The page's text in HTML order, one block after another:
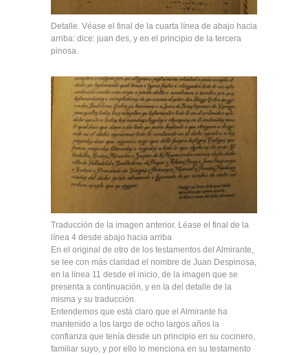
Detalle. Véase el final de la cuarta línea de abajo hacia
arriba: dice: juan des, y en el principio de la tercera
pinosa.
Traducción de la imagen anterior. Léase el final de la
línea 4 desde abajo hacia arriba
En el original de otro de los testamentos del Almirante,
se lee con más claridad el nombre de Juan Despinosa,
en la línea 11 desde el inicio, de la imagen que se
presenta a continuación, y en la del detalle de la
misma y su traducción.
Entendemos que está claro que el Almirante ha
mantenido a los largo de ocho largos años la
confianza que tenía desde un principio en su cocinero,
familiar suyo, y por ello lo menciona en su testamento